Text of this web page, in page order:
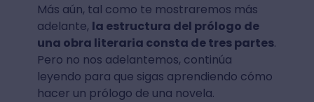
Más aún, tal como te mostraremos más
adelante, la estructura del prólogo de
una obra literaria consta de tres partes.
Pero no nos adelantemos, continúa
leyendo para que sigas aprendiendo cómo
hacer un prólogo de una novela.